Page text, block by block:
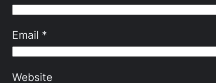
Email *
Website